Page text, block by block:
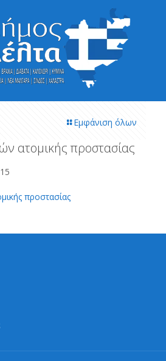
Εμφάνιση όλων
ατομικής προστασίας
προστασίας